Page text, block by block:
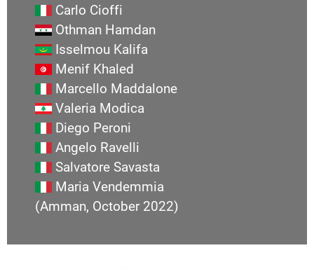
Carlo Cioffi
Othman Hamdan
Isselmou Kalifa
Menif Khaled
Marcello Maddalone
Valeria Modica
Diego Peroni
Angelo Ravelli
Salvatore Savasta
Maria Vendemmia
(Amman, October 2022)